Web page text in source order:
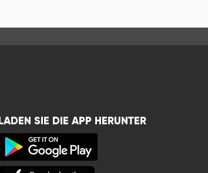
LADEN SIE DIE APP HERUNTER